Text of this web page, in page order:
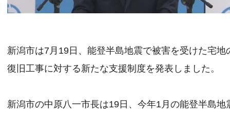
新潟市は7月19日、能登半島地震で被害を受けた宅地
復旧工事に対する新たな支援制度を発表しました。
新潟市の中原八一市長は19日、今年1月の能登半島地